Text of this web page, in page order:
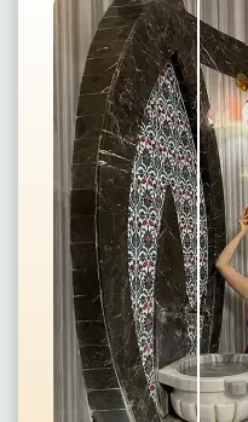
присоединиться к
Side Tours, и без
популярные места
что посмотреть и